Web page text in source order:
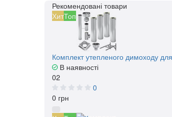
Рекомендовані товари
ХитТоп
Комплект утепленого димоходу
В наявності
02
0
0 грн